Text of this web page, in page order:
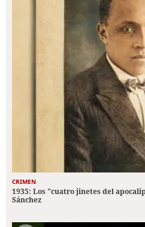
CRIMEN
1935: Los "cuatro jinetes del
Sánchez